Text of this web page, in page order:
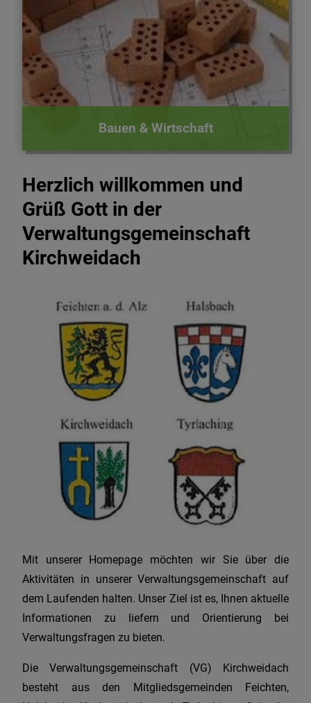
Bauen & Wirtschaft
Wissenswertes zu Firmen, Baugebieten und
mehr.
Herzlich willkommen und
Grüß Gott in der
Verwaltungsgemeinschaft
Kirchweidach
Mit unserer Homepage möchten wir Sie über die
Aktivitäten in unserer Verwaltungsgemeinschaft auf
dem Laufenden halten. Unser Ziel ist es, Ihnen aktuelle
Informationen zu liefern und Orientierung bei
Verwaltungsfragen zu bieten.
Die Verwaltungsgemeinschaft (VG) Kirchweidach
besteht aus den Mitgliedsgemeinden Feichten,